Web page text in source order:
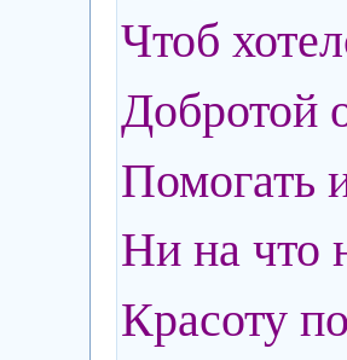
Чтоб
Добротой
Помогать
Ни на что
Красоту